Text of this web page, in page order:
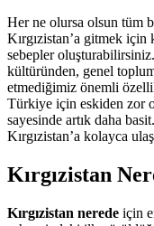
Her ne olursa olsun tüm
Kırgızistan’a gitmek
sebepler
kültüründen, genel
etmediğimiz önemli
Türkiye için eskiden zor
sayesinde artık daha
Kırgızistan’a kolayca
Kırgızistan
Kırgızistan nerede için